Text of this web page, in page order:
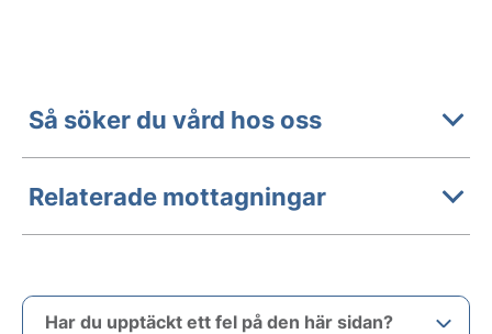
Så söker du vård hos oss
Relaterade mottagningar
Har du upptäckt ett fel på den här sidan?